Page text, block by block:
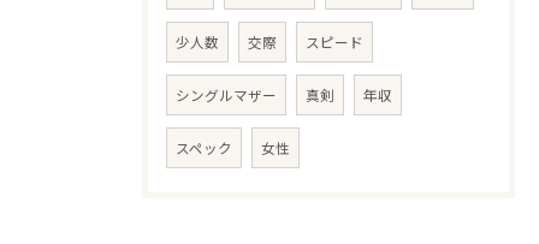
少人数 交際 スピード
シングルマザー 真剣 年収
スペック 女性